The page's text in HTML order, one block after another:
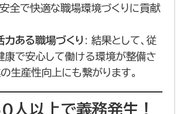
安全で快適な職場環境づくりに貢献
力ある職場づくり : 結果として、従
康で安心して働ける環境が整備さ
生産性向上にも繋がります。
人以上で義務発生！